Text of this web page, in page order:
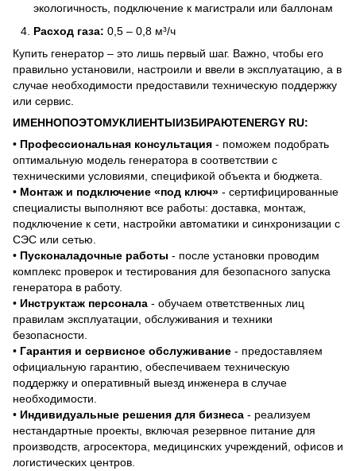
экологичность, подключение к магистрали или баллонам
Расход газа: 0,5 – 0,8 м³/ч
Купить генератор – это лишь первый шаг. Важно, чтобы его
правильно установили, настроили и ввели в эксплуатацию, а в
случае необходимости предоставили техническую поддержку
или сервис.
ИМЕННОПОЭТОМУКЛИЕНТЫИЗБИРАЮТENERGY RU:
• Профессиональная консультация - поможем подобрать
оптимальную модель генератора в соответствии с
техническими условиями, спецификой объекта и бюджета.
• Монтаж и подключение «под ключ» - сертифицированные
специалисты выполняют все работы: доставка, монтаж,
подключение к сети, настройки автоматики и синхронизации с
СЭС или сетью.
• Пусконаладочные работы - после установки проводим
комплекс проверок и тестирования для безопасного запуска
генератора в работу.
• Инструктаж персонала - обучаем ответственных лиц
правилам эксплуатации, обслуживания и техники
безопасности.
• Гарантия и сервисное обслуживание - предоставляем
официальную гарантию, обеспечиваем техническую
поддержку и оперативный выезд инженера в случае
необходимости.
• Индивидуальные решения для бизнеса - реализуем
нестандартные проекты, включая резервное питание для
производств, агросектора, медицинских учреждений, офисов и
логистических центров.